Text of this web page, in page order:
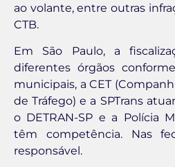
ao volante, entre outras
CTB.
Em São Paulo, a
diferentes órgãos
municipais, a CET
de Tráfego) e a SPTrans
o DETRAN-SP e a Polícia
têm competência. Nas
responsável.